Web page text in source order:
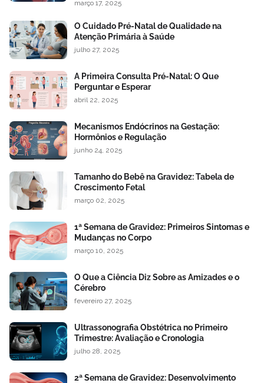
março 17, 2025
O Cuidado Pré-Natal de Qualidade na
Atenção Primária à Saúde
julho 27, 2025
A Primeira Consulta Pré-Natal: O Que
Perguntar e Esperar
abril 22, 2025
Mecanismos Endócrinos na Gestação:
Hormônios e Regulação
junho 24, 2025
Tamanho do Bebê na Gravidez: Tabela de
Crescimento Fetal
março 02, 2025
1ª Semana de Gravidez: Primeiros Sintomas e
Mudanças no Corpo
março 10, 2025
O Que a Ciência Diz Sobre as Amizades e o
Cérebro
fevereiro 27, 2025
Ultrassonografia Obstétrica no Primeiro
Trimestre: Avaliação e Cronologia
julho 28, 2025
2ª Semana de Gravidez: Desenvolvimento